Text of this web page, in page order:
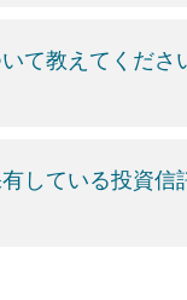
て教えてくださ
している投資